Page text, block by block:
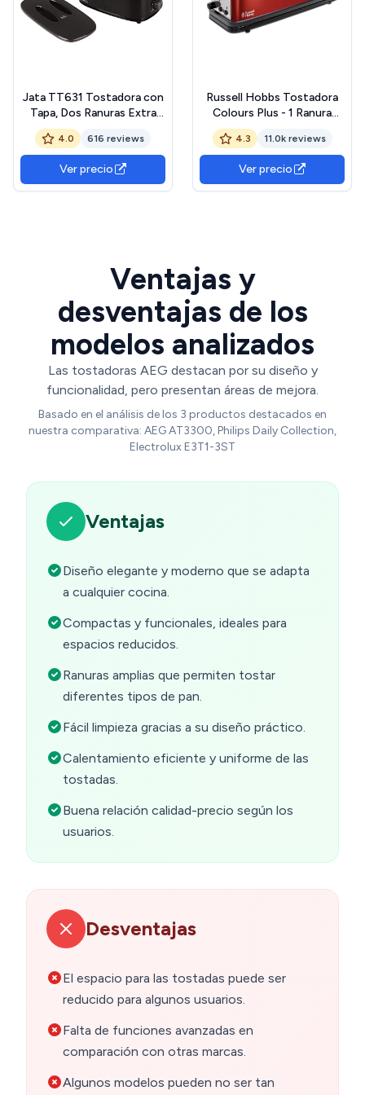
Jata TT631 Tostadora con
Tapa, Dos Ranuras Extra
Anchas, Con selector
electrónico de tostado, 6
posiciones, Cuerpo toque
frío, Bandeja recogemigas,
Centrado automático del
4.0 616 reviews
Ver precio
Russell Hobbs Tostadora
Colours Plus - 1 Ranura
Larga y Ancha, Tostador
para 2 Rebanadas, Bandeja
Recogemigas,
Calientapanecillos, Función
Cancelar y Descongelar,
4.3 11.0k reviews
Ver precio
Ventajas y
desventajas de los
modelos analizados
Las tostadoras AEG destacan por su diseño y
funcionalidad, pero presentan áreas de mejora.
Basado en el análisis de los 3 productos destacados en
nuestra comparativa: AEG AT3300, Philips Daily Collection,
Electrolux E3T1-3ST
Ventajas
Diseño elegante y moderno que se adapta
a cualquier cocina.
Compactas y funcionales, ideales para
espacios reducidos.
Ranuras amplias que permiten tostar
diferentes tipos de pan.
Fácil limpieza gracias a su diseño práctico.
Calentamiento eficiente y uniforme de las
tostadas.
Buena relación calidad-precio según los
usuarios.
Desventajas
El espacio para las tostadas puede ser
reducido para algunos usuarios.
Falta de funciones avanzadas en
comparación con otras marcas.
Algunos modelos pueden no ser tan